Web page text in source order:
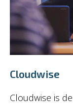
Cloudwise
Cloudwise is